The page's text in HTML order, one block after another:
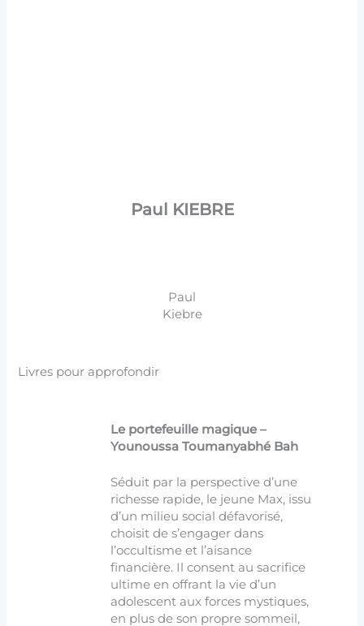
Paul KIEBRE
Paul
Kiebre
Livres pour approfondir
Le portefeuille magique –
Younoussa Toumanyabhé Bah
Séduit par la perspective d’une
richesse rapide, le jeune Max, issu
d’un milieu social défavorisé,
choisit de s’engager dans
l’occultisme et l’aisance
financière. Il consent au sacrifice
ultime en offrant la vie d’un
adolescent aux forces mystiques,
en plus de son propre sommeil,